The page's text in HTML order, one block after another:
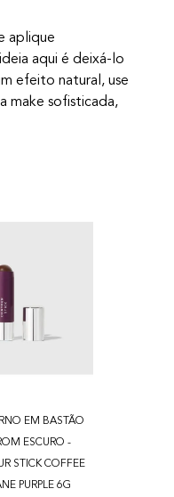
aplique
aqui é deixá-lo
efeito natural, use
make sofisticada,
EM BASTÃO
ESCURO -
STICK COFFEE
PURPLE 6G